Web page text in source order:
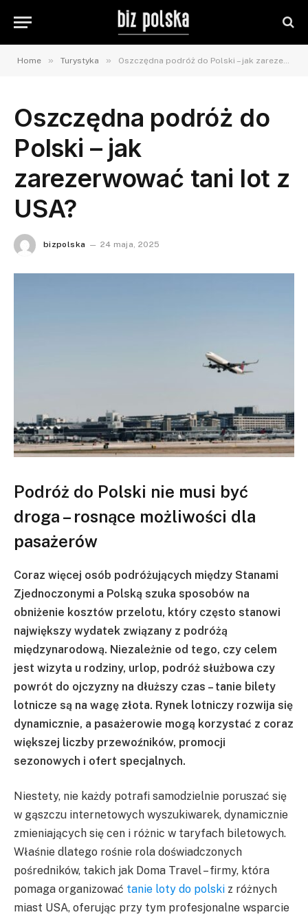
Home » Turystyka » Oszczędna podróż do Polski – jak zarezerwować tani lot z USA?
Oszczędna podróż do
Polski – jak
zarezerwować tani lot z
USA?
bizpolska 24 maja, 2025
Podróż do Polski nie musi być
droga – rosnące możliwości dla
pasażerów
Coraz więcej osób podróżujących między Stanami
Zjednoczonymi a Polską szuka sposobów na
obniżenie kosztów przelotu, który często stanowi
największy wydatek związany z podróżą
międzynarodową. Niezależnie od tego, czy celem
jest wizyta u rodziny, urlop, podróż służbowa czy
powrót do ojczyzny na dłuższy czas – tanie bilety
lotnicze są na wagę złota. Rynek lotniczy rozwija się
dynamicznie, a pasażerowie mogą korzystać z coraz
większej liczby przewoźników, promocji
sezonowych i ofert specjalnych.
Niestety, nie każdy potrafi samodzielnie poruszać się
w gąszczu internetowych wyszukiwarek, dynamicznie
zmieniających się cen i różnic w taryfach biletowych.
Właśnie dlatego rośnie rola doświadczonych
pośredników, takich jak Doma Travel – firmy, która
pomaga organizować tanie loty do polski z różnych
miast USA, oferując przy tym profesjonalne wsparcie